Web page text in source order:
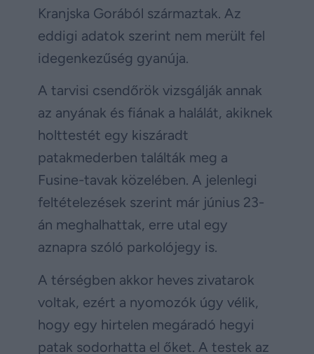
Kranjska Gorából származtak. Az
eddigi adatok szerint nem merült fel
idegenkezűség gyanúja.
A tarvisi csendőrök vizsgálják annak
az anyának és fiának a halálát, akiknek
holttestét egy kiszáradt
patakmederben találták meg a
Fusine-tavak közelében. A jelenlegi
feltételezések szerint már június 23-
án meghalhattak, erre utal egy
aznapra szóló parkolójegy is.
A térségben akkor heves zivatarok
voltak, ezért a nyomozók úgy vélik,
hogy egy hirtelen megáradó hegyi
patak sodorhatta el őket. A testek az